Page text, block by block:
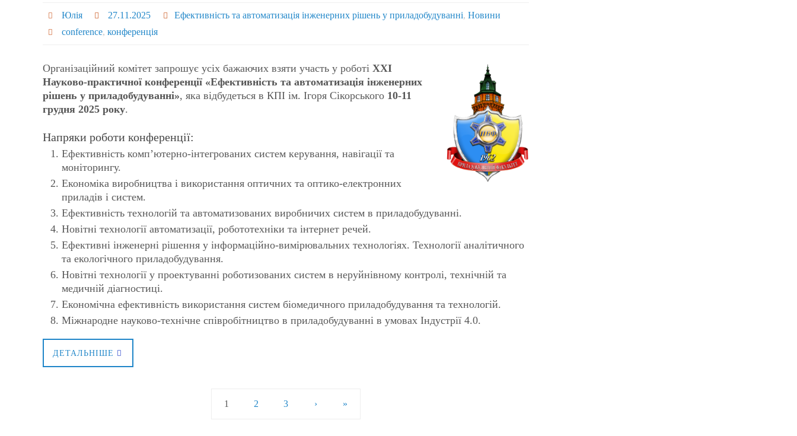
Юлія 27.11.2025 Ефективність та автоматизація інженерних рішень у приладобудуванні,Новини
conference, конференція
Організаційний комітет запрошує усіх бажаючих взяти участь у роботі ХХІ
Науково-практичної конференції «Ефективність та автоматизація інженерних
рішень у приладобудуванні», яка відбудеться в КПІ ім. Ігоря Сікорського 10-11
грудня 2025 року.
Напряки роботи конференції:
Ефективність комп’ютерно-інтегрованих систем керування, навігації та
моніторингу.
Економіка виробництва і використання оптичних та оптико-електронних
приладів і систем.
Ефективність технологій та автоматизованих виробничих систем в приладобудуванні.
Новітні технології автоматизації, робототехніки та інтернет речей.
Ефективні інженерні рішення у інформаційно-вимірювальних технологіях. Технології аналітичного
та екологічного приладобудування.
Новітні технології у проектуванні роботизованих систем в неруйнівному контролі, технічній та
медичній діагностиці.
Економічна ефективність використання систем біомедичного приладобудування та технологій.
Міжнародне науково-технічне співробітництво в приладобудуванні в умовах Індустрії 4.0.
ДЕТАЛЬНІШЕ
1 2 3 › »